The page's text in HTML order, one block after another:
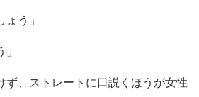
ょう」
ず、ストレートに口説くほうが女性